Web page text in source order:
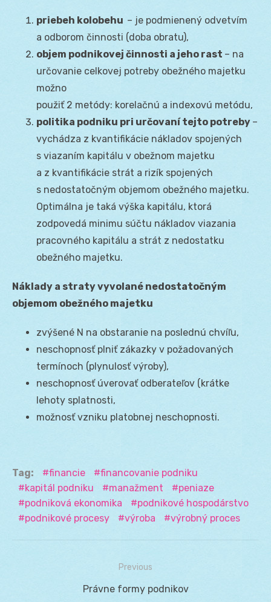
priebeh kolobehu – je podmienený odvetvím
a odborom činnosti (doba obratu),
objem podnikovej činnosti a jeho rast – na
určovanie celkovej potreby obežného majetku
možno
použiť 2 metódy: korelačnú a indexovú metódu,
politika podniku pri určovaní tejto potreby –
vychádza z kvantifikácie nákladov spojených
s viazaním kapitálu v obežnom majetku
a z kvantifikácie strát a rizík spojených
s nedostatočným objemom obežného majetku.
Optimálna je taká výška kapitálu, ktorá
zodpovedá minimu súčtu nákladov viazania
pracovného kapitálu a strát z nedostatku
obežného majetku.
Náklady a straty vyvolané nedostatočným
objemom obežného majetku
zvýšené N na obstaranie na poslednú chvíľu,
neschopnosť plniť zákazky v požadovaných
termínoch (plynulosť výroby),
neschopnosť úverovať odberateľov (krátke
lehoty splatnosti,
možnosť vzniku platobnej neschopnosti.
Tag: financie
financovanie podniku
kapitál podniku
manažment
peniaze
podniková ekonomika
podnikové hospodárstvo
podnikové procesy
výroba výrobný proces
Navigácia
Previous
Previous
Právne formy podnikov